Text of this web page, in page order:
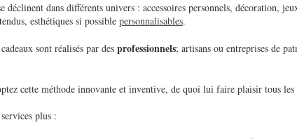
déclinent dans différents univers : accessoires personnels, décoration,
esthétiques si possible personnalisables.
sont réalisés par des professionnels; artisans ou entreprises de
cette méthode innovante et inventive, de quoi lui faire plaisir tous
plus :